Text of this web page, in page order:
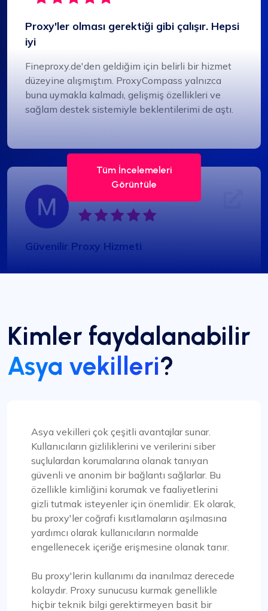
Proxy'ler olması gerektiği gibi çalışır. Hepsi
iyi
Fineproxy.de'den geldiğim için belirli bir hizmet
düzeyine alışmıştım. ProxyCompass yalnızca
buna uymakla kalmadı, gelişmiş özellikleri ve
sağlam destek sistemiyle beklentilerimi de aştı.
Güvenilir Proxy Hizmeti
kısıtlamalarla ilgili herhangi bir sorun yoktur. Ek
olarak, mevcut ülke ve alt ağların çeşitliliği
oldukça etkileyicidir. Proxy hizmetlerine ihtiyaç
duyan herkes için kesinlikle değerli bir seçenektir.
Quentin Roche
Çok Memnunum
Proxy Compass'ın dinamik proxy'leri (onlara
"istek başına proxy" diyorlar) veri kazıma
projelerimde oyunun kurallarını değiştiren bir rol
oynadı. Fiyatlandırmaları rekabetçi ve sunulan
hizmetlerle ilgili şeffaflığı takdir ediyorum.
Tüm İncelemeleri
Görüntüle
Kimler faydalanabilir
Asya vekilleri?
Asya vekilleri çok çeşitli avantajlar sunar.
Kullanıcıların gizliliklerini ve verilerini siber
suçlulardan korumalarına olanak tanıyan
güvenli ve anonim bir bağlantı sağlarlar. Bu
özellikle kimliğini korumak ve faaliyetlerini
gizli tutmak isteyenler için önemlidir. Ek olarak,
bu proxy'ler coğrafi kısıtlamaların aşılmasına
yardımcı olarak kullanıcıların normalde
engellenecek içeriğe erişmesine olanak tanır.
Bu proxy'lerin kullanımı da inanılmaz derecede
kolaydır. Proxy sunucusu kurmak genellikle
hiçbir teknik bilgi gerektirmeyen basit bir